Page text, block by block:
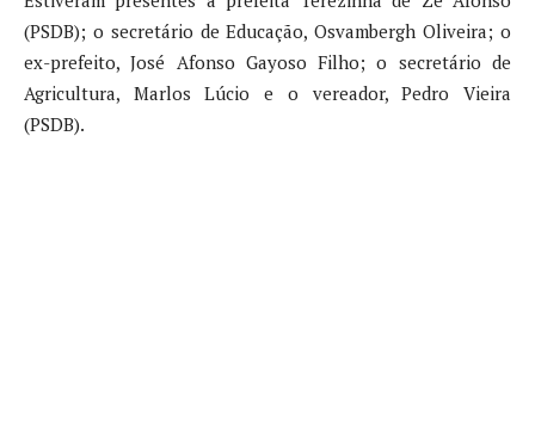
(PSDB); o secretário de Educação, Osvambergh Oliveira; o
ex-prefeito, José Afonso Gayoso Filho; o secretário de
Agricultura, Marlos Lúcio e o vereador, Pedro Vieira
(PSDB).